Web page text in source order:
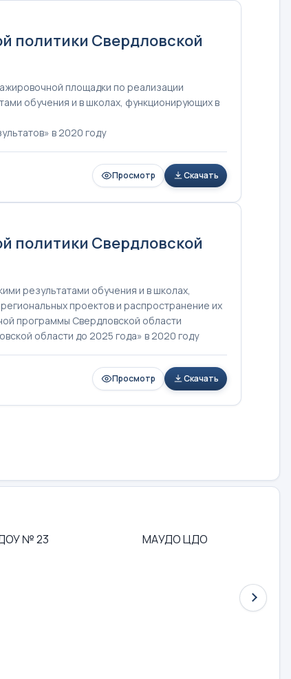
политики Свердловской
площадки по реализации
обучения и в школах, функционирующих в
в 2020 году
Просмотр Скачать
политики Свердловской
результатами обучения и в школах,
проектов и распространение их
программы Свердловской области
области до 2025 года» в 2020 году
Просмотр Скачать
№ 23 МАУДО ЦДО